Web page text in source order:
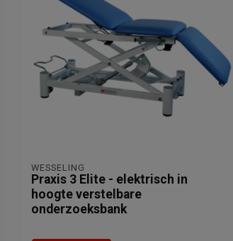
WESSELING
Praxis 3 Elite - elektrisch in
hoogte verstelbare
onderzoeksbank